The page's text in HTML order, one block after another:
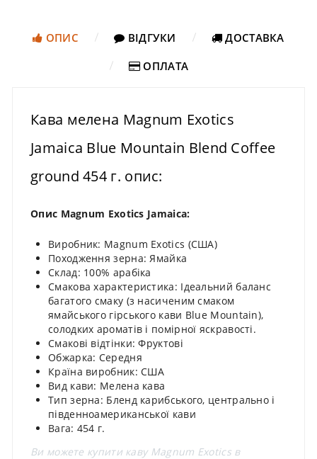
ОПИС ВІДГУКИ
ДОСТАВКА
ОПЛАТА
Кава мелена Magnum Exotics
Jamaica Blue Mountain Blend Coffee
ground 454 г. опис:
Опис Magnum Exotics Jamaica:
Виробник: Magnum Exotics (США)
Походження зерна: Ямайка
Склад: 100% арабіка
Смакова характеристика: Ідеальний баланс
багатого смаку (з насиченим смаком
ямайського гірського кави Blue Mountain),
солодких ароматів і помірної яскравості.
Смакові відтінки: Фруктові
Обжарка: Середня
Країна виробник: США
Вид кави: Мелена кава
Тип зерна: Бленд карибського, центрально і
південноамериканської кави
Вага: 454 г.
Ви можете купити каву Magnum Exotics в